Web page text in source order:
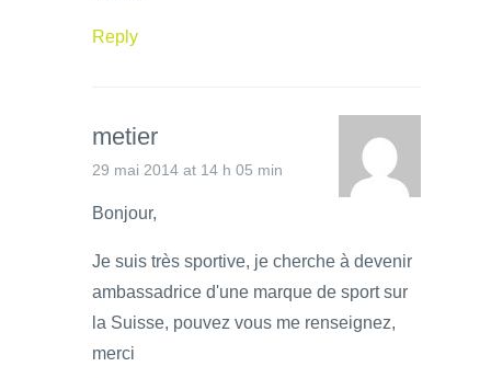
Reply
metier
29 mai 2014 at 14 h 05 min
Bonjour,
Je suis très sportive, je cherche à devenir
ambassadrice d'une marque de sport sur
la Suisse, pouvez vous me renseignez,
merci